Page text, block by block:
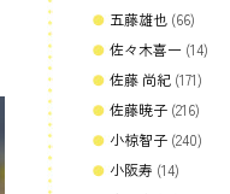
五藤雄也 (66)
佐々木喜一 (14)
佐藤 尚紀 (171)
佐藤暁子 (216)
小椋智子 (240)
小阪寿 (14)